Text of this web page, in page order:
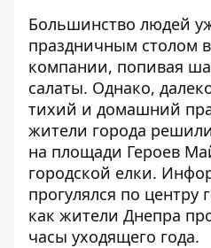
Большинство людей
праздничным столом
компании, попивая
салаты. Однако,
тихий и домашний
жители города
на площади Героев
городской елки.
прогулялся по центру
как жители Днепра
часы уходящего года.